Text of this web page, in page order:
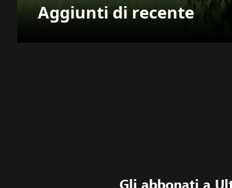
Aggiunti di recente
Gli abbonati a